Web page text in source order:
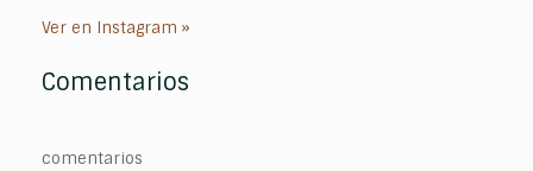
Ver en Instagram »
Comentarios
comentarios